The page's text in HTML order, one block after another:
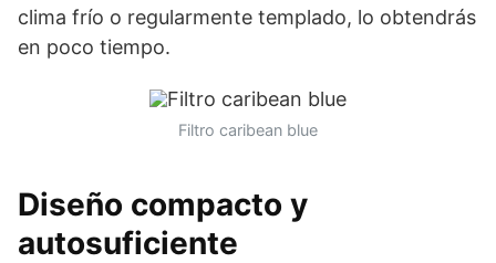
clima frío o regularmente templado, lo obtendrás
en poco tiempo.
Filtro caribean blue
Diseño compacto y
autosuficiente